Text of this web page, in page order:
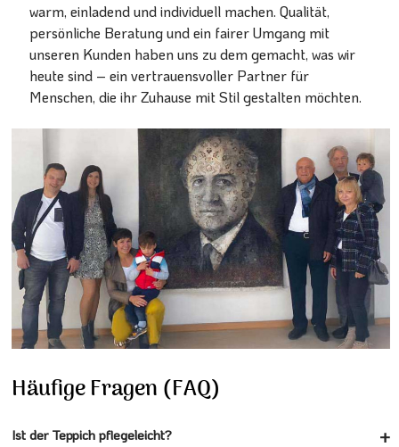
warm, einladend und individuell machen. Qualität,
persönliche Beratung und ein fairer Umgang mit
unseren Kunden haben uns zu dem gemacht, was wir
heute sind – ein vertrauensvoller Partner für
Menschen, die ihr Zuhause mit Stil gestalten möchten.
Häufige Fragen (FAQ)
Ist der Teppich pflegeleicht?